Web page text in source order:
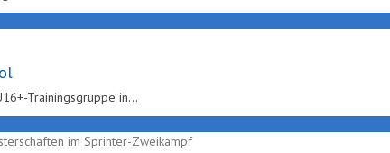
Trainingsgruppe in…